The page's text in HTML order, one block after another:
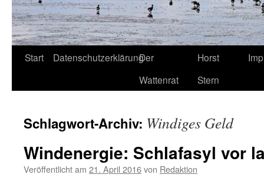
Start DatenschutzerklärungDer
Wattenrat
Horst
Stern
Schlagwort-Archiv: Windiges Geld
Windenergie: Schlafasyl vor
Veröffentlicht am 21. April 2016von Redaktion